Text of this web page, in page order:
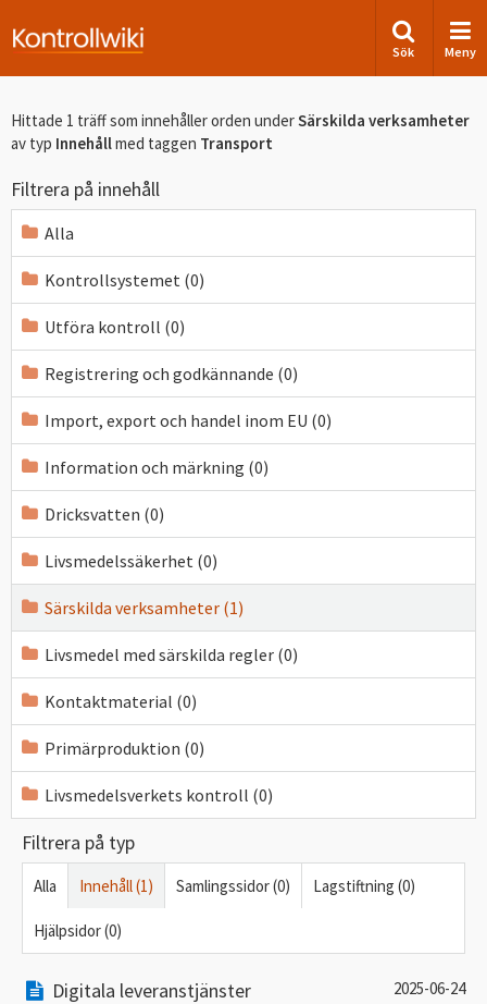
Sök Meny
Hittade 1 träff som innehåller orden underSärskilda verksamheter
av typ Innehållmed taggen Transport
Filtrera på innehåll
Alla
Kontrollsystemet (0)
Utföra kontroll (0)
Registrering och godkännande (0)
Import, export och handel inom EU (0)
Information och märkning (0)
Dricksvatten (0)
Livsmedelssäkerhet (0)
Särskilda verksamheter (1)
Livsmedel med särskilda regler (0)
Kontaktmaterial (0)
Primärproduktion (0)
Livsmedelsverkets kontroll (0)
Filtrera på typ
Alla Innehåll (1) Samlingssidor (0) Lagstiftning (0)
Hjälpsidor (0)
Digitala leveranstjänster
2025-06-24